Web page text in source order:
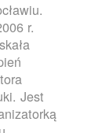
r.
Jest